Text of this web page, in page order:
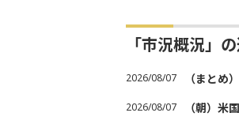
「市況概況」
2026/08/07 （まと
2026/08/07 （朝）